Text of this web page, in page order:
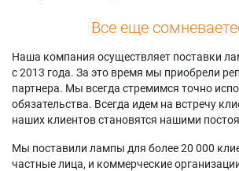
Все еще
Наша компания осуществляет поставки
с 2013 года. За это время мы приобрели
партнера. Мы всегда стремимся точно
обязательства. Всегда идем на встречу
наших клиентов становятся нашими
Мы поставили лампы для более 20 000
частные лица, и коммерческие